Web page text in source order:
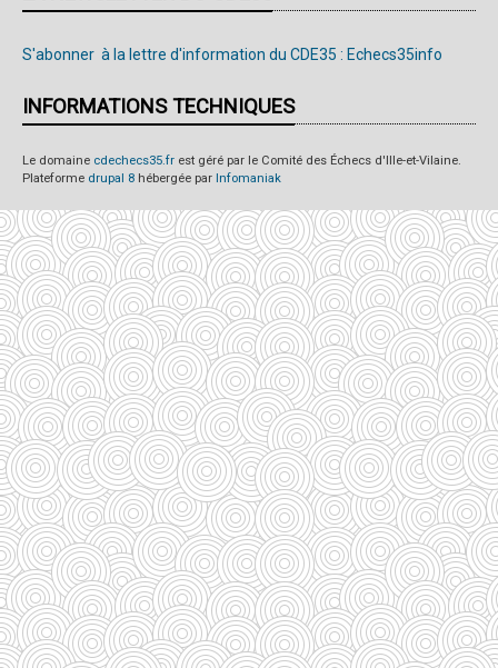
S'abonner à la lettre d'information du CDE35 : Echecs35info
INFORMATIONS TECHNIQUES
Le domaine cdechecs35.fr est géré par le Comité des Échecs d'Ille-et-Vilaine.
Plateforme drupal 8 hébergée par Infomaniak